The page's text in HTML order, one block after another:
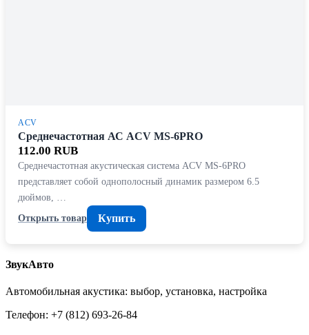
ACV
Среднечастотная АС ACV MS-6PRO
112.00 RUB
Среднечастотная акустическая система ACV MS-6PRO
представляет собой однополосный динамик размером 6.5
дюймов, …
Открыть товар
Купить
ЗвукАвто
Автомобильная акустика: выбор, установка, настройка
Телефон: +7 (812) 693-26-84